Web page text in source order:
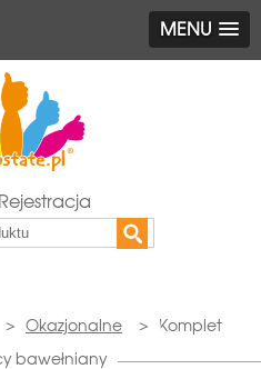
MENU
> Okazjonalne >
Komplet
bawełniany